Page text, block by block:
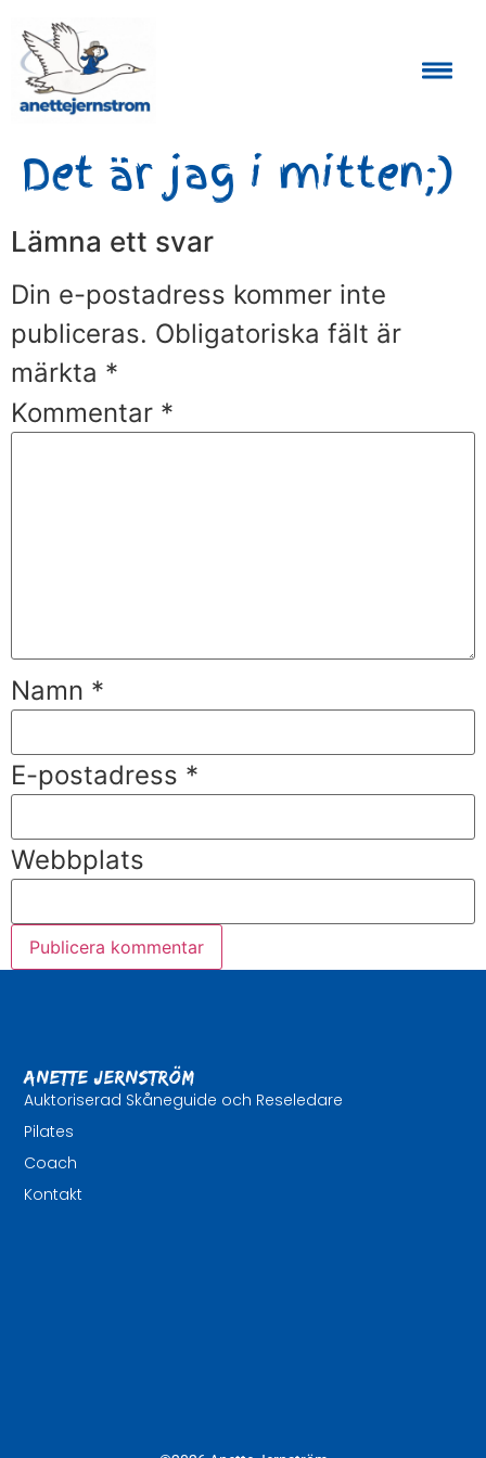
Det är jag i mitten;)
Lämna ett svar
Din e-postadress kommer inte
publiceras. Obligatoriska fält är
märkta *
Kommentar *
Namn *
E-postadress *
Webbplats
Anette Jernström
Auktoriserad Skåneguide och Reseledare
Pilates
Coach
Kontakt